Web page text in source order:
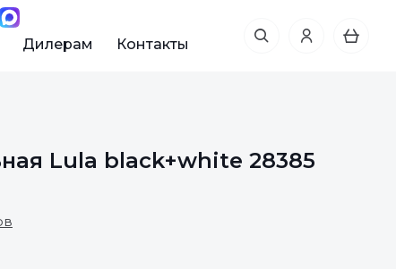
Дилерам Контакты
Lula black+white 28385